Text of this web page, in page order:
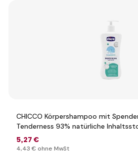
CHICCO Körpershampoo mit
Tenderness 93% natürliche
5,27 €
4,43 € ohne MwSt